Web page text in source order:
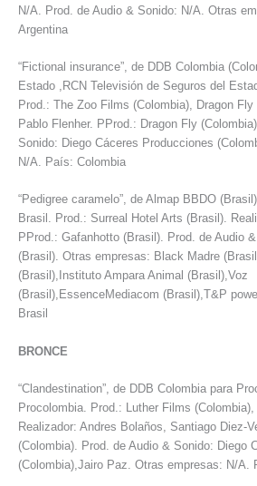
N/A. Prod. de Audio & Sonido: N/A. Otras
Argentina
“Fictional insurance”, de DDB Colombia
Estado ,RCN Televisión de Seguros del
Prod.: The Zoo Films (Colombia), Dragon
Pablo Flenher. PProd.: Dragon Fly
Sonido: Diego Cáceres Producciones
N/A. País: Colombia
“Pedigree caramelo”, de Almap BBDO
Brasil. Prod.: Surreal Hotel Arts (Brasil).
PProd.: Gafanhotto (Brasil). Prod. de Audio
(Brasil). Otras empresas: Black Madre
(Brasil),Instituto Ampara Animal (Brasil),Voz
(Brasil),EssenceMediacom (Brasil),T&P
Brasil
BRONCE
“Clandestination”, de DDB Colombia para
Procolombia. Prod.: Luther Films
Realizador: Andres Bolaños, Santiago Diez-
(Colombia). Prod. de Audio & Sonido: Diego
(Colombia),Jairo Paz. Otras empresas: N/A.